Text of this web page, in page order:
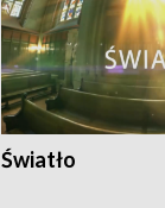
Światło